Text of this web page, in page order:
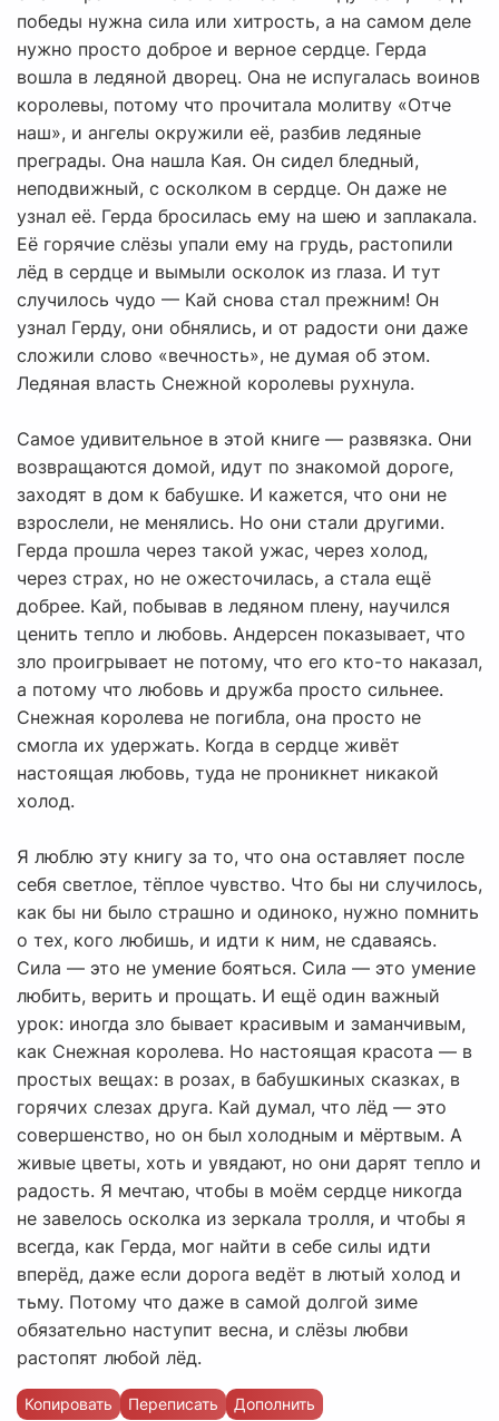
победы нужна сила или хитрость, а на самом деле
нужно просто доброе и верное сердце. Герда
вошла в ледяной дворец. Она не испугалась воинов
королевы, потому что прочитала молитву «Отче
наш», и ангелы окружили её, разбив ледяные
преграды. Она нашла Кая. Он сидел бледный,
неподвижный, с осколком в сердце. Он даже не
узнал её. Герда бросилась ему на шею и заплакала.
Её горячие слёзы упали ему на грудь, растопили
лёд в сердце и вымыли осколок из глаза. И тут
случилось чудо — Кай снова стал прежним! Он
узнал Герду, они обнялись, и от радости они даже
сложили слово «вечность», не думая об этом.
Ледяная власть Снежной королевы рухнула.
Самое удивительное в этой книге — развязка. Они
возвращаются домой, идут по знакомой дороге,
заходят в дом к бабушке. И кажется, что они не
взрослели, не менялись. Но они стали другими.
Герда прошла через такой ужас, через холод,
через страх, но не ожесточилась, а стала ещё
добрее. Кай, побывав в ледяном плену, научился
ценить тепло и любовь. Андерсен показывает, что
зло проигрывает не потому, что его кто-то наказал,
а потому что любовь и дружба просто сильнее.
Снежная королева не погибла, она просто не
смогла их удержать. Когда в сердце живёт
настоящая любовь, туда не проникнет никакой
холод.
Я люблю эту книгу за то, что она оставляет после
себя светлое, тёплое чувство. Что бы ни случилось,
как бы ни было страшно и одиноко, нужно помнить
о тех, кого любишь, и идти к ним, не сдаваясь.
Сила — это не умение бояться. Сила — это умение
любить, верить и прощать. И ещё один важный
урок: иногда зло бывает красивым и заманчивым,
как Снежная королева. Но настоящая красота — в
простых вещах: в розах, в бабушкиных сказках, в
горячих слезах друга. Кай думал, что лёд — это
совершенство, но он был холодным и мёртвым. А
живые цветы, хоть и увядают, но они дарят тепло и
радость. Я мечтаю, чтобы в моём сердце никогда
не завелось осколка из зеркала тролля, и чтобы я
всегда, как Герда, мог найти в себе силы идти
вперёд, даже если дорога ведёт в лютый холод и
тьму. Потому что даже в самой долгой зиме
обязательно наступит весна, и слёзы любви
растопят любой лёд.
Копировать Переписать Дополнить